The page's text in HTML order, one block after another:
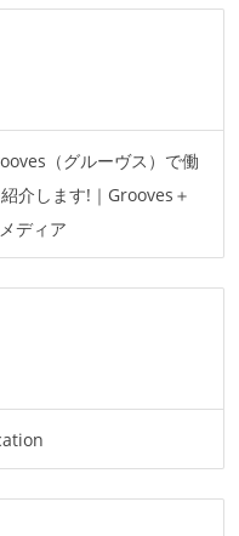
術
（グルーヴス）で働
介します!｜Grooves＋
ディア